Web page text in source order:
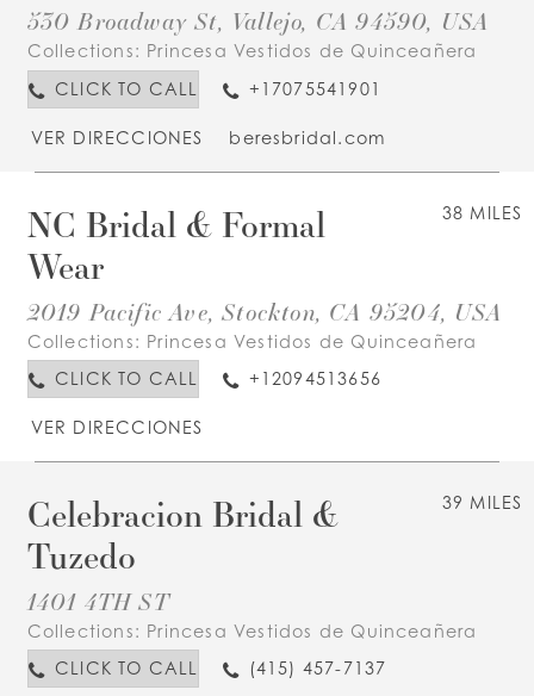
530 Broadway St, Vallejo, CA 94590, USA
Collections: Princesa Vestidos de Quinceañera
CLICK TO CALL
+17075541901
VER DIRECCIONES beresbridal.com
38 MILES
NC Bridal & Formal
Wear
2019 Pacific Ave, Stockton, CA 95204, USA
Collections: Princesa Vestidos de Quinceañera
CLICK TO CALL
+12094513656
VER DIRECCIONES
39 MILES
Celebracion Bridal &
Tuzedo
1401 4TH ST
Collections: Princesa Vestidos de Quinceañera
CLICK TO CALL
(415) 457-7137